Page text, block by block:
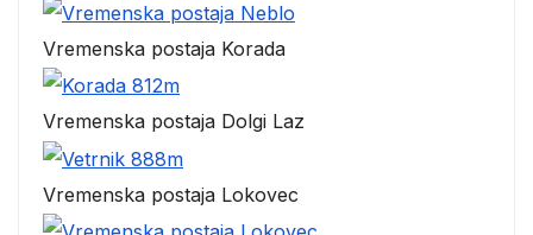
Vremenska postaja Korada
Vremenska postaja Dolgi Laz
Vremenska postaja Lokovec